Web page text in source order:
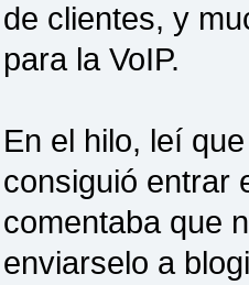
de clientes, y
para la VoIP.
En el hilo, leí
consiguió entrar
comentaba que
enviarselo a